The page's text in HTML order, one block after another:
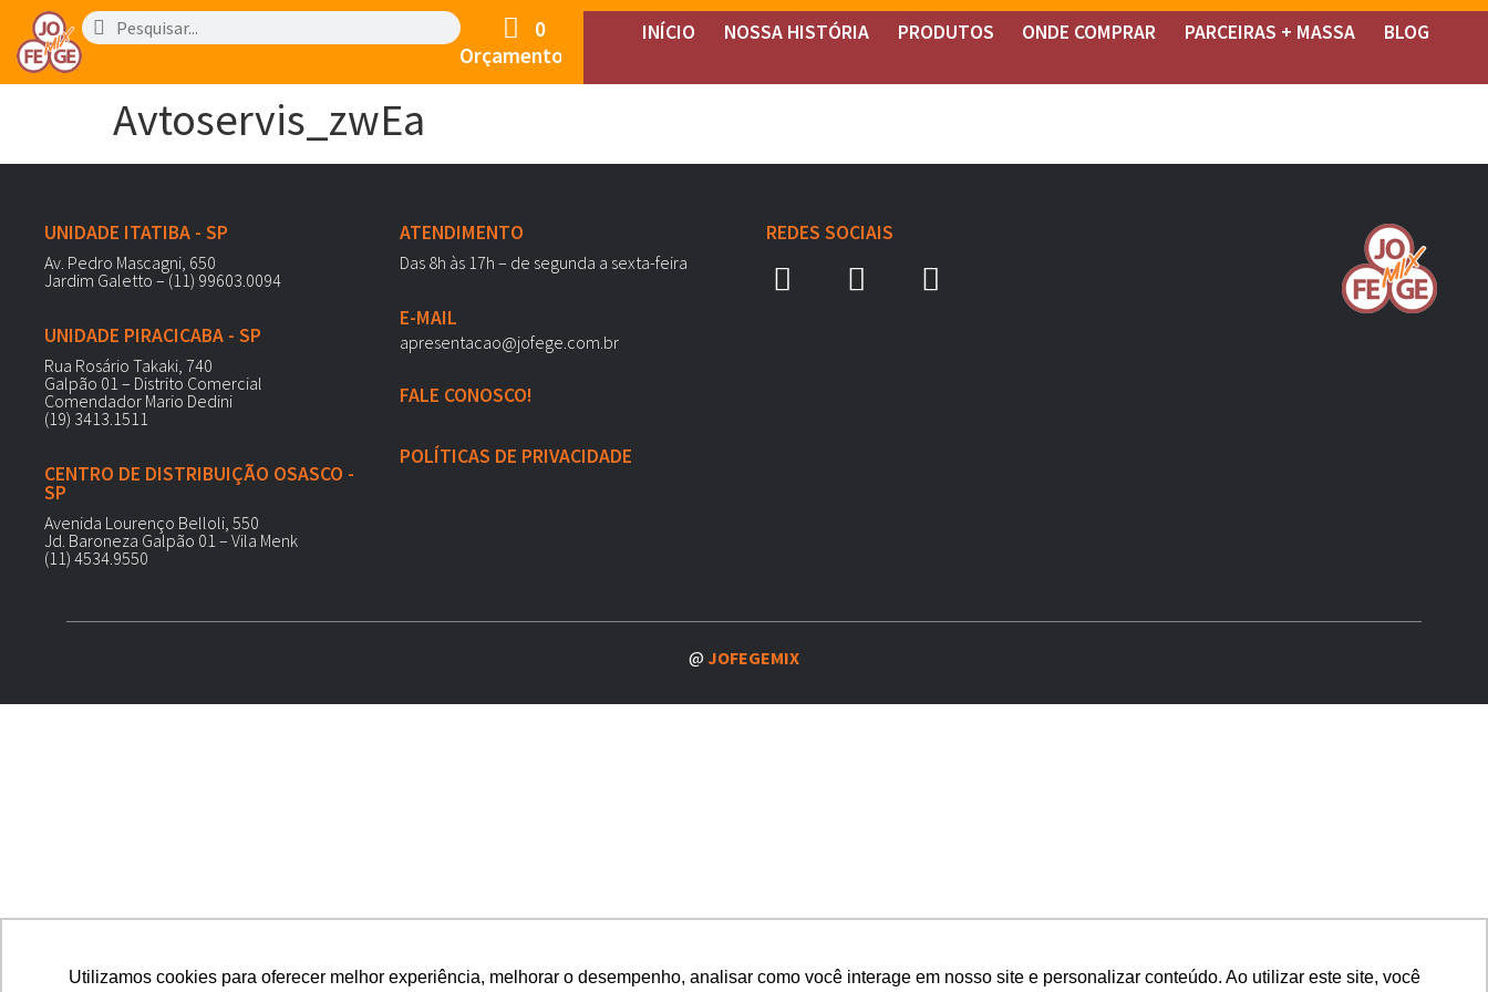
Utilizamos cookies para oferecer melhor experiência, melhorar o desempenho, analisar como você interage em nosso site e personalizar conteúdo. Ao utilizar este site, você
Orçamento
0 INÍCIO NOSSA HISTÓRIA PRODUTOS ONDE COMPRAR PARCEIRAS + MASSA BLOG
Avtoservis_zwEa
UNIDADE ITATIBA - SP
Av. Pedro Mascagni, 650
Jardim Galetto – (11) 99603.0094
UNIDADE PIRACICABA - SP
Rua Rosário Takaki, 740
Galpão 01 – Distrito Comercial
Comendador Mario Dedini
(19) 3413.1511
CENTRO DE DISTRIBUIÇÃO OSASCO -
SP
Avenida Lourenço Belloli, 550
Jd. Baroneza Galpão 01 – Vila Menk
(11) 4534.9550
ATENDIMENTO
Das 8h às 17h – de segunda a sexta-feira
E-MAIL
apresentacao@jofege.com.br
FALE CONOSCO!
POLÍTICAS DE PRIVACIDADE
REDES SOCIAIS
@ JOFEGEMIX